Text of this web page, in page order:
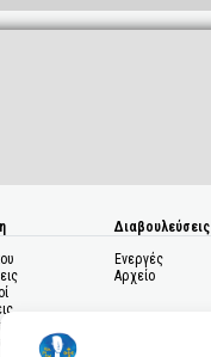
σε
Δημοτικού
Διαβουλεύσεις
Ενεργές
Αρχείο